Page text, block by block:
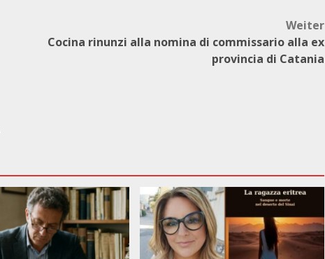
Weiter
Cocina rinunzi alla nomina di commissario alla ex
provincia di Catania